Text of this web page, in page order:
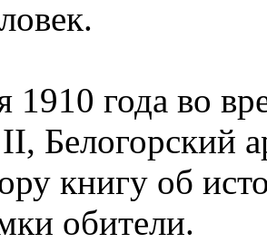
1910 года во
Белогорский
книгу об
обители.